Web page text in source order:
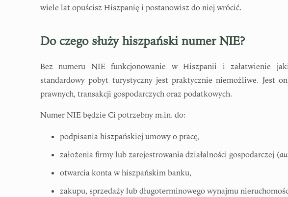
wiele lat opuścisz Hiszpanię i postanowisz do niej wrócić.
Do czego służy hiszpański numer NIE?
Bez numeru NIE funkcjonowanie w Hiszpanii i załatwienie
standardowy pobyt turystyczny jest praktycznie niemożliwe. Jest
prawnych, transakcji gospodarczych oraz podatkowych.
Numer NIE będzie Ci potrzebny m.in. do:
podpisania hiszpańskiej umowy o pracę,
założenia firmy lub zarejestrowania działalności gospodarczej (
otwarcia konta w hiszpańskim banku,
zakupu, sprzedaży lub długoterminowego wynajmu